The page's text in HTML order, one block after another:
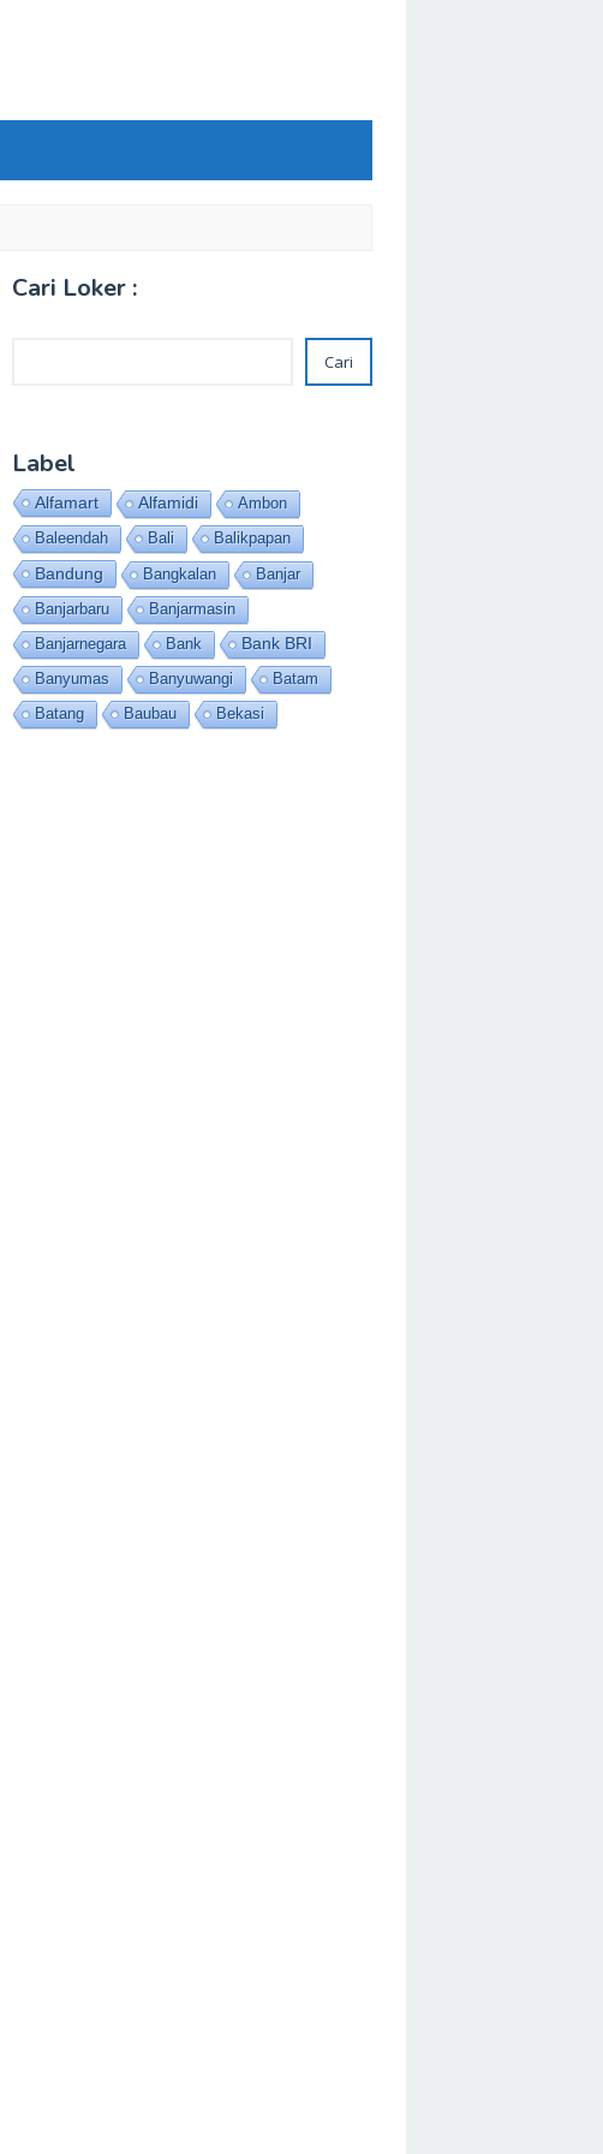
Cari Loker :
Cari
Label
Alfamart Alfamidi
Ambon
Baleendah
Bali Balikpapan
Bandung Bangkalan
Banjar
Banjarbaru
Banjarmasin
Banjarnegara
Bank
Bank BRI
Banyumas
Banyuwangi
Batam
Batang
Baubau Bekasi